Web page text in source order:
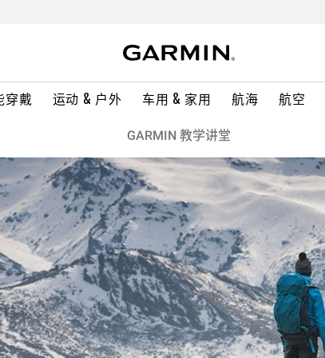
穿戴 运动 & 户外 车用 & 家用 航海 航空
GARMIN 教学讲堂